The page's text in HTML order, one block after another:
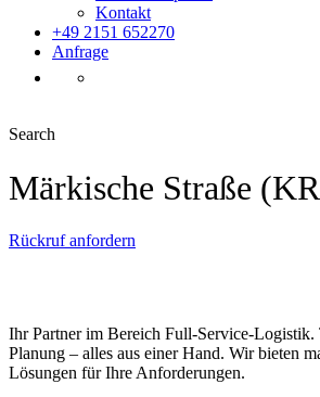
Kontakt
+49 2151 652270
Anfrage
Search
Märkische Straße
Rückruf anfordern
Ihr Partner im Bereich Full-Service-Logistik.
Planung – alles aus einer Hand. Wir bieten
Lösungen für Ihre Anforderungen.